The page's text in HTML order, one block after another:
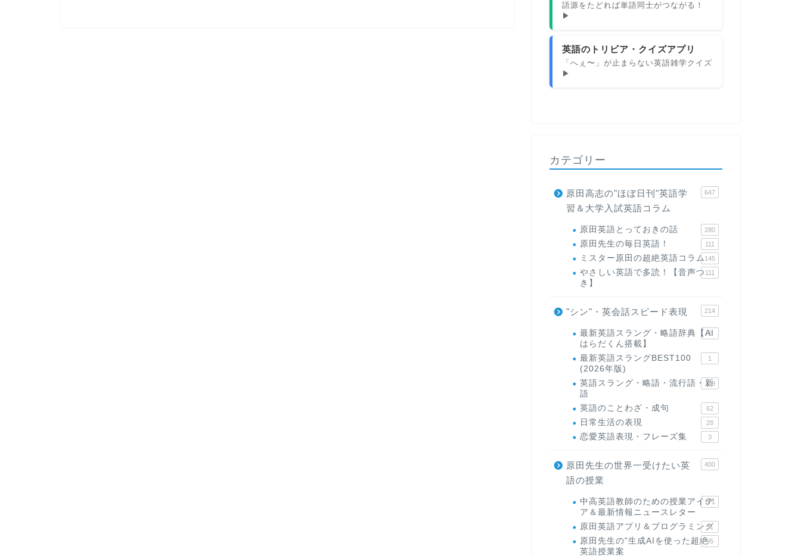
語源をたどれば単語同士がつながる！
▶
英語のトリビア・クイズアプリ
「へぇ〜」が止まらない英語雑学クイズ
▶
カテゴリー
原田高志の"ほぼ日刊"英語学
習＆大学入試英語コラム
647
原田英語とっておきの話 280
原田先生の毎日英語！ 111
ミスター原田の超絶英語コラム145
やさしい英語で多読！【音声つ
き】
111
"シン"・英会話スピード表現 214
最新英語スラング・略語辞典【AI
はらだくん搭載】
1
最新英語スラングBEST100
(2026年版)
1
英語スラング・略語・流行語・新
語
119
英語のことわざ・成句 62
日常生活の表現 28
恋愛英語表現・フレーズ集 3
原田先生の世界一受けたい英
語の授業
400
中高英語教師のための授業アイデ
ア＆最新情報ニュースレター
171
原田英語アプリ＆プログラミング
31
原田先生の"生成AIを使った超絶
英語授業案
95